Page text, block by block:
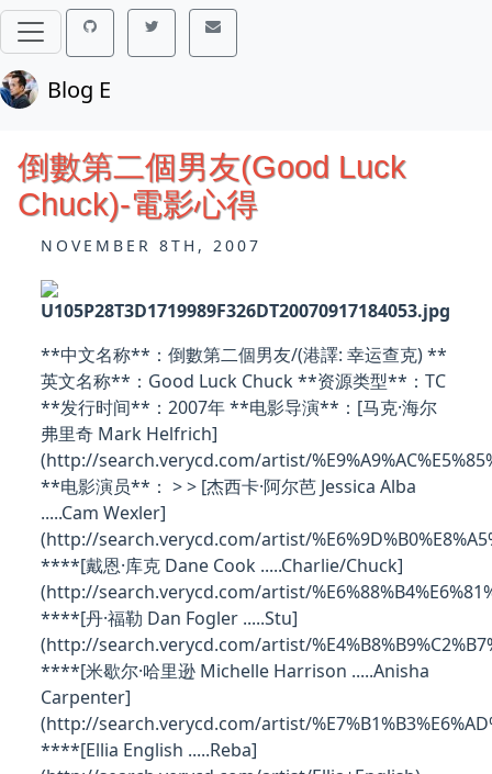
Blog E
倒數第二個男友(Good Luck
Chuck)-電影心得
NOVEMBER 8TH, 2007
**中文名称**：倒數第二個男友/(港譯: 幸运查克) **
英文名称**：Good Luck Chuck **资源类型**：TC
**发行时间**：2007年 **电影导演**：[马克·海尔
弗里奇 Mark Helfrich]
(http://search.verycd.com/artist/
**电影演员**： > > [杰西卡·阿尔芭 Jessica Alba
.....Cam Wexler]
(http://search.verycd.com/artist/
****[戴恩·库克 Dane Cook .....Charlie/Chuck]
(http://search.verycd.com/artist/
****[丹·福勒 Dan Fogler .....Stu]
(http://search.verycd.com/artist/
****[米歇尔·哈里逊 Michelle Harrison .....Anisha
Carpenter]
(http://search.verycd.com/artist/
****[Ellia English .....Reba]